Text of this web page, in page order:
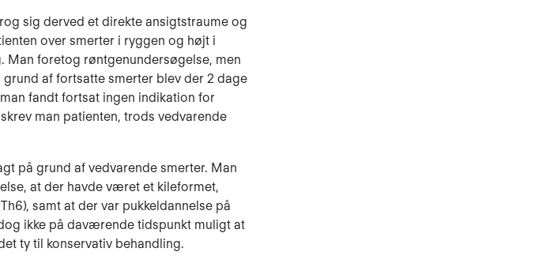
sig derved et direkte ansigtstraume og
over smerter i ryggen og højt i
foretog røntgenundersøgelse, men
af fortsatte smerter blev der 2 dage
fandt fortsat ingen indikation for
man patienten, trods vedvarende
på grund af vedvarende smerter. Man
at der havde været et kileformet,
samt at der var pukkeldannelse på
ikke på daværende tidspunkt muligt at
ty til konservativ behandling.